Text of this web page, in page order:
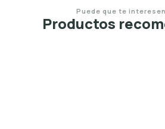
Puede que te
Productos